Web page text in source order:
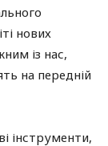
нових
із нас,
на передній
інструменти,